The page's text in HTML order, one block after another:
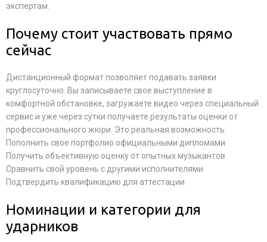
экспертам.
Почему стоит участвовать прямо
сейчас
Дистанционный формат позволяет подавать заявки
круглосуточно. Вы записываете свое выступление в
комфортной обстановке, загружаете видео через специальный
сервис и уже через сутки получаете результаты оценки от
профессионального жюри. Это реальная возможность:
Пополнить свое портфолио официальными дипломами
Получить объективную оценку от опытных музыкантов
Сравнить свой уровень с другими исполнителями
Подтвердить квалификацию для аттестации
Номинации и категории для
ударников